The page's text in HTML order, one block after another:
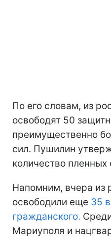
По его словам, из
освободят 50
преимущественно
сил. Пушилин
количество пленных
Напомним, вчера из
освободили еще 35
гражданского.
Мариуполя и